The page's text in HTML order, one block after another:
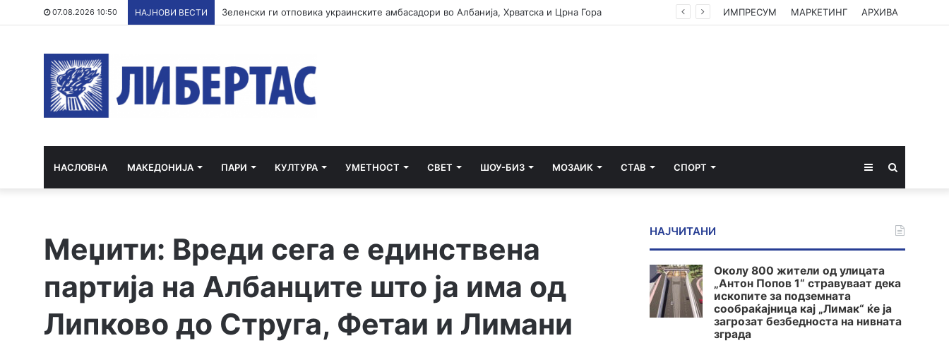
07.08.2026 10:50 НАЈНОВИ ВЕСТИ Најголем дел од нафтените деривати Македонија лани ги увезла од Грција ИМПРЕСУМ МАРКЕТИНГ АРХИВА
НАСЛОВНА МАКЕДОНИЈА ПАРИ КУЛТУРА УМЕТНОСТ СВЕТ ШОУ-БИЗ МОЗАИК СТАВ СПОРТ Sidebar
Меџити: Вреди сега е единствена
партија на Албанците што ја има од
Липково до Струга, Фетаи и Лимани
НАЈЧИТАНИ
Околу 800 жители од улицата
„Антон Попов 1“ стравуваат дека
ископите за подземната
сообраќајница кај „Лимак“ ќе ја
загрозат безбедноста на нивната
зграда